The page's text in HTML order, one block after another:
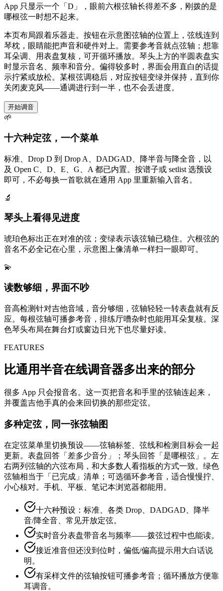
App 只显示一个「D」，眼前六根弦轴长得差不多，刚拨的是
哪根弦一时想不起来。
本页布局跟着乐器走。按钮在示意图弦轴的位置上，弦线连到
琴枕，眼睛能把声音和硬件对上。需要参考音就点弦轴；想靠
耳朵调、用表盘复核，可开循环播放。琴头上方的半圆表盘实
时显示音名、频率和音分。偏得较多时，界面会用直白的话提
示拧紧或放松。某根弦调稳后，对应按钮变绿并保持，直到你
关闭麦克风——通调进行到一半，也不会丢进度。
开始调音
🌱
十六种定弦，一个菜单
标准、Drop D 到 Drop A、DADGAD、降半音与降全音，以
及 Open C、D、E、G、A 都已内置。按谱子或 setlist 选预设
即可，不必每换一首歌就在通用 App 里重新输入音名。
🔬
琴头上看得见进度
琥珀色标出正在对准的弦；变绿表示该弦轴已稳住。六根弦的
音名不必全记在心里，示意图上像清单一样扫一眼即可。
💫
读数够细，界面不吵
音高检测针对吉他音域，音分够细，弦轴轻轻一转表盘就有反
应。每根弦轴可播参考音，排练厅嘈杂时也能用耳朵复核。深
色琴头布局在舞台灯或窗边日光下也尽量好读。
FEATURES
比通用半音在线调音器多出来的部分
很多 App 只会报音名。这一页把音名和手里的弦轴连起来，
并覆盖吉他手真的会来回切换的那些定弦。
多种定弦，同一张弦轴图
在定弦菜单里切换预设——弦轴标签、弦线和检测目标会一起
更新。表盘回答「差多少音分」；琴头回答「是哪根弦」。左
右两列弦轴的六弦布局，和大多数人看指板的方式一致。绿色
弦轴相当于「已完成」清单；可选循环参考音，适合慢慢拧、
小心核对。手机、平板、笔记本浏览器都能用。
十六种预设：标准、各类 Drop、DADGAD、降半
音/降全音、常见开放定弦。
实时音分表盘带音名与频率——拨弦过程中也能读。
接近准音但还没到位时，偏低/偏高提示用大白话说
明。
有采样文件的弦轴按钮可播参考音；循环播放方便靠
耳调音。